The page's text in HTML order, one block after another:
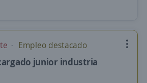
Empleo destacado
junior industria